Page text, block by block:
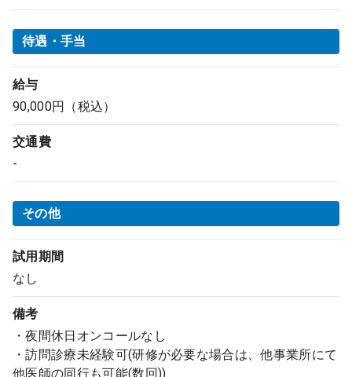
待遇・手当
給与
90,000円（税込）
交通費
-
その他
試用期間
なし
備考
・夜間休日オンコールなし
・訪問診療未経験可(研修が必要な場合は、他事業所にて
他医師の同行も可能(数回))